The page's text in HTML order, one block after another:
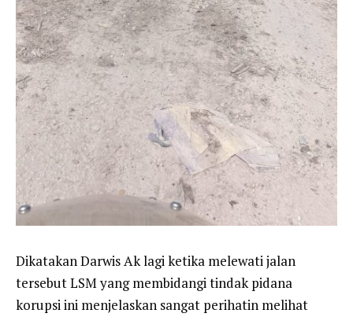
Dikatakan Darwis Ak lagi ketika melewati jalan
tersebut LSM yang membidangi tindak pidana
korupsi ini menjelaskan sangat perihatin melihat